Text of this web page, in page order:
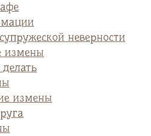
неверности
измены
измены